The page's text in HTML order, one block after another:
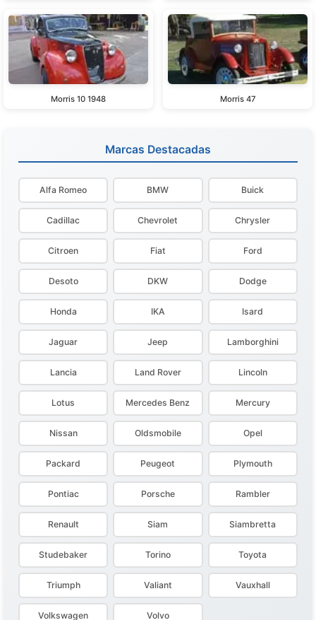
Morris 10 1948 Morris 47
Marcas Destacadas
Alfa Romeo BMW Buick
Cadillac Chevrolet Chrysler
Citroen Fiat Ford
Desoto DKW Dodge
Honda IKA Isard
Jaguar Jeep Lamborghini
Lancia Land Rover Lincoln
Lotus Mercedes Benz Mercury
Nissan Oldsmobile Opel
Packard Peugeot Plymouth
Pontiac Porsche Rambler
Renault Siam Siambretta
Studebaker Torino Toyota
Triumph Valiant Vauxhall
Volkswagen Volvo